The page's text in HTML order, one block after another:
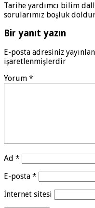
Tarihe yardımcı bilim
sorularımız boşluk
Bir yanıt yazın
E-posta adresiniz
işaretlenmişlerdir
Yorum *
Ad *
E-posta *
İnternet sitesi